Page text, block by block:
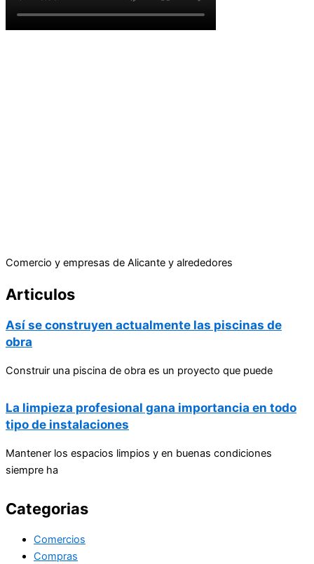
Comercio y empresas de Alicante y alrededores
Articulos
Así se construyen actualmente las piscinas de
obra
Construir una piscina de obra es un proyecto que puede
La limpieza profesional gana importancia en todo
tipo de instalaciones
Mantener los espacios limpios y en buenas condiciones
siempre ha
Categorias
Comercios
Compras